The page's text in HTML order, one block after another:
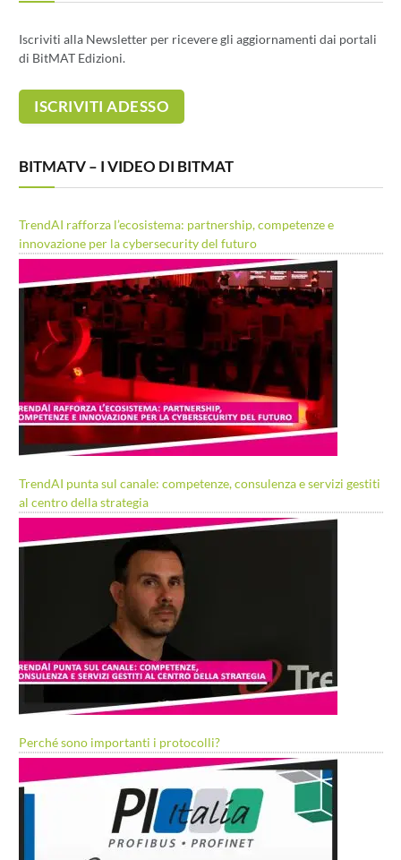
Iscriviti alla Newsletter per ricevere gli aggiornamenti dai portali
di BitMAT Edizioni.
BITMATV – I VIDEO DI BITMAT
TrendAI rafforza l’ecosistema: partnership, competenze e
innovazione per la cybersecurity del futuro
TrendAI punta sul canale: competenze, consulenza e servizi gestiti
al centro della strategia
Perché sono importanti i protocolli?